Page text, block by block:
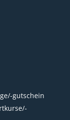
gutschein